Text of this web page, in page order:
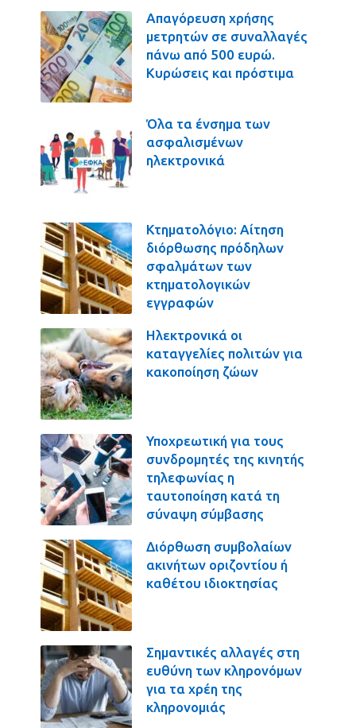
Απαγόρευση χρήσης
μετρητών σε συναλλαγές
πάνω από 500 ευρώ.
Κυρώσεις και πρόστιμα
Όλα τα ένσημα των
ασφαλισμένων
ηλεκτρονικά
Κτηματολόγιο: Αίτηση
διόρθωσης πρόδηλων
σφαλμάτων των
κτηματολογικών
εγγραφών
Ηλεκτρονικά οι
καταγγελίες πολιτών για
κακοποίηση ζώων
Υποχρεωτική για τους
συνδρομητές της κινητής
τηλεφωνίας η
ταυτοποίηση κατά τη
σύναψη σύμβασης
Διόρθωση συμβολαίων
ακινήτων οριζοντίου ή
καθέτου ιδιοκτησίας
Σημαντικές αλλαγές στη
ευθύνη των κληρονόμων
για τα χρέη της
κληρονομιάς